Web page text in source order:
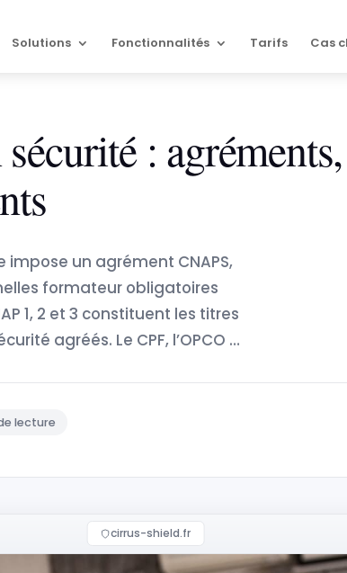
Solutions Fonctionnalités Tarifs Cas
: agréments,
impose un agrément CNAPS,
formateur obligatoires
1, 2 et 3 constituent les titres
agréés. Le CPF, l’OPCO …
lecture
cirrus-shield.fr